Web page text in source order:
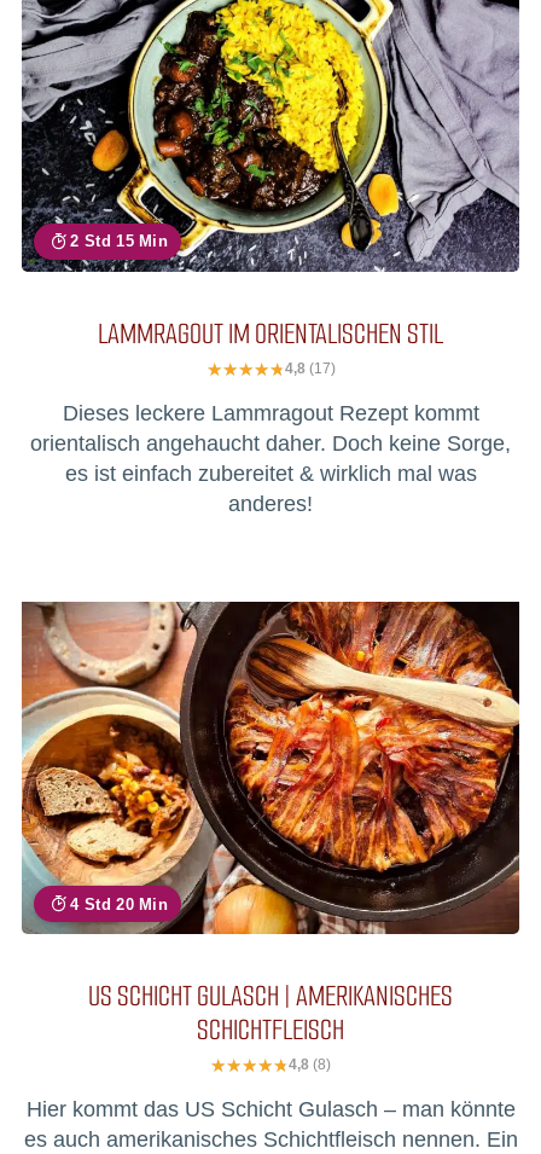
2 Std 15 Min
LAMMRAGOUT IM ORIENTALISCHEN STIL
4,8 (17)
Dieses leckere Lammragout Rezept kommt
orientalisch angehaucht daher. Doch keine Sorge,
es ist einfach zubereitet & wirklich mal was
anderes!
4 Std 20 Min
US SCHICHT GULASCH | AMERIKANISCHES
SCHICHTFLEISCH
4,8 (8)
Hier kommt das US Schicht Gulasch – man könnte
es auch amerikanisches Schichtfleisch nennen. Ein